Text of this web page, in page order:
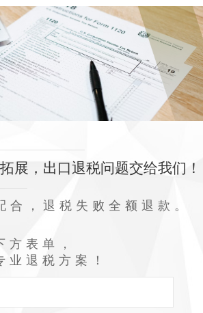
展，出口退税问题交给我们！
合，退税失败全额退款。
方表单，
业退税方案！